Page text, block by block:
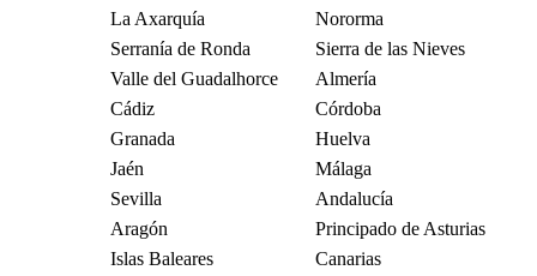
La Axarquía
Nororma
Serranía de Ronda
Sierra de las Nieves
Valle del Guadalhorce
Almería
Cádiz
Córdoba
Granada
Huelva
Jaén
Málaga
Sevilla
Andalucía
Aragón
Principado de Asturias
Islas Baleares
Canarias